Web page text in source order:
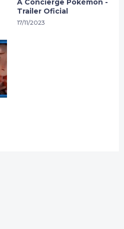
A Concierge Pokémon -
Trailer Oficial
17/11/2023